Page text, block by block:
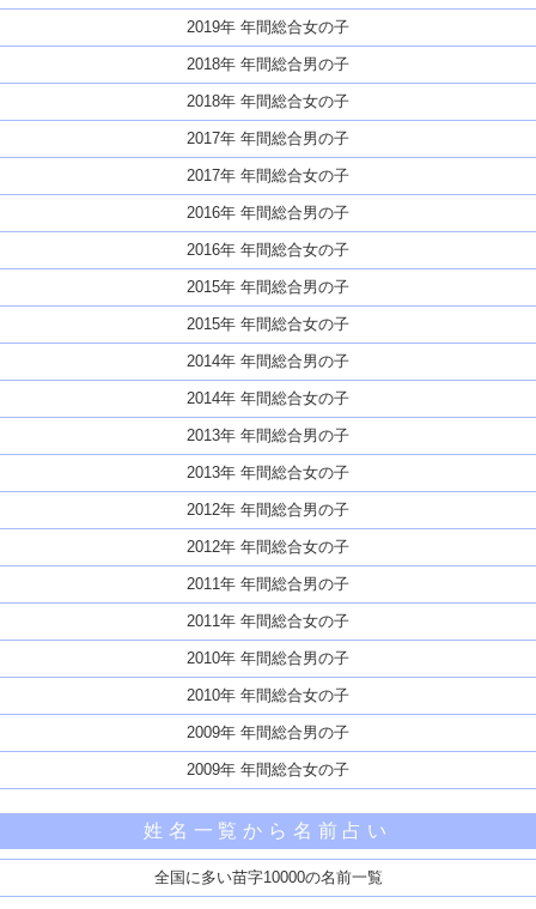
2019年 年間総合女の子
2018年 年間総合男の子
2018年 年間総合女の子
2017年 年間総合男の子
2017年 年間総合女の子
2016年 年間総合男の子
2016年 年間総合女の子
2015年 年間総合男の子
2015年 年間総合女の子
2014年 年間総合男の子
2014年 年間総合女の子
2013年 年間総合男の子
2013年 年間総合女の子
2012年 年間総合男の子
2012年 年間総合女の子
2011年 年間総合男の子
2011年 年間総合女の子
2010年 年間総合男の子
2010年 年間総合女の子
2009年 年間総合男の子
2009年 年間総合女の子
姓名一覧から名前占い
全国に多い苗字10000の名前一覧